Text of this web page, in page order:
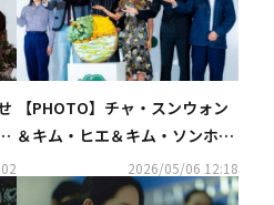
【PHOTO】チャ・スンウォン
＆キム・ヒエ＆キム・ソンホ
ら、新バラエティ「ボンジュー
ルベーカリー」制作発表会に出
2026/05/06 12:18